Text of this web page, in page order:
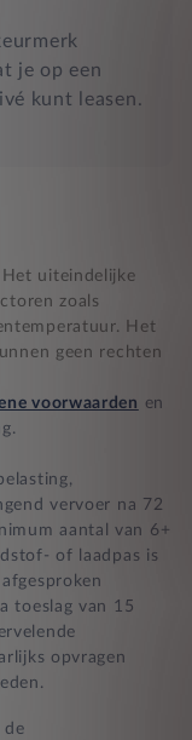
je op een
kunt leasen.
uiteindelijke
zoals
Het
geen rechten
voorwaarden en
vervoer na 72
aantal van 6+
of laadpas is
toeslag van 15
opvragen
de